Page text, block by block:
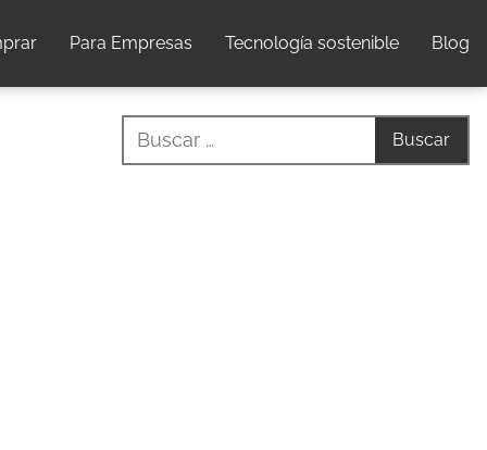
Para Empresas Tecnología sostenible Blog